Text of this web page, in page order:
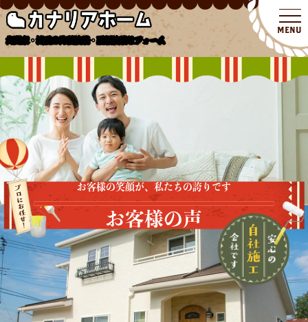
北関東・埼玉の外壁塗装・屋根塗装リフォーム
お客様の笑顔が、私たちの誇りです
お客様の声